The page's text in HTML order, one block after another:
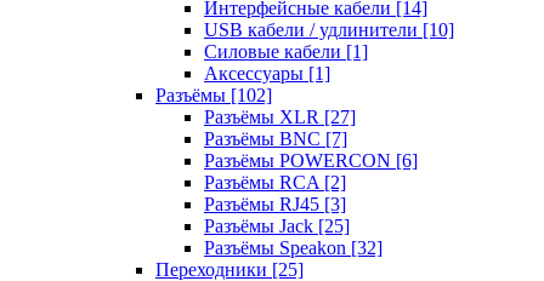
Интерфейсные кабели [14]
USB кабели / удлинители [10]
Силовые кабели [1]
Аксессуары [1]
Разъёмы [102]
Разъёмы XLR [27]
Разъёмы BNC [7]
Разъёмы POWERCON [6]
Разъёмы RCA [2]
Разъёмы RJ45 [3]
Разъёмы Jack [25]
Разъёмы Speakon [32]
Переходники [25]